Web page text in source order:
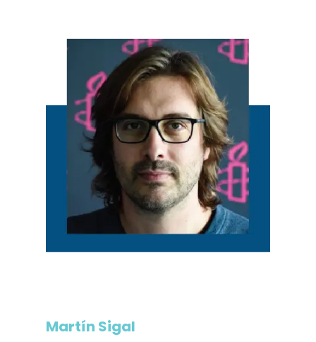
Martín Sigal